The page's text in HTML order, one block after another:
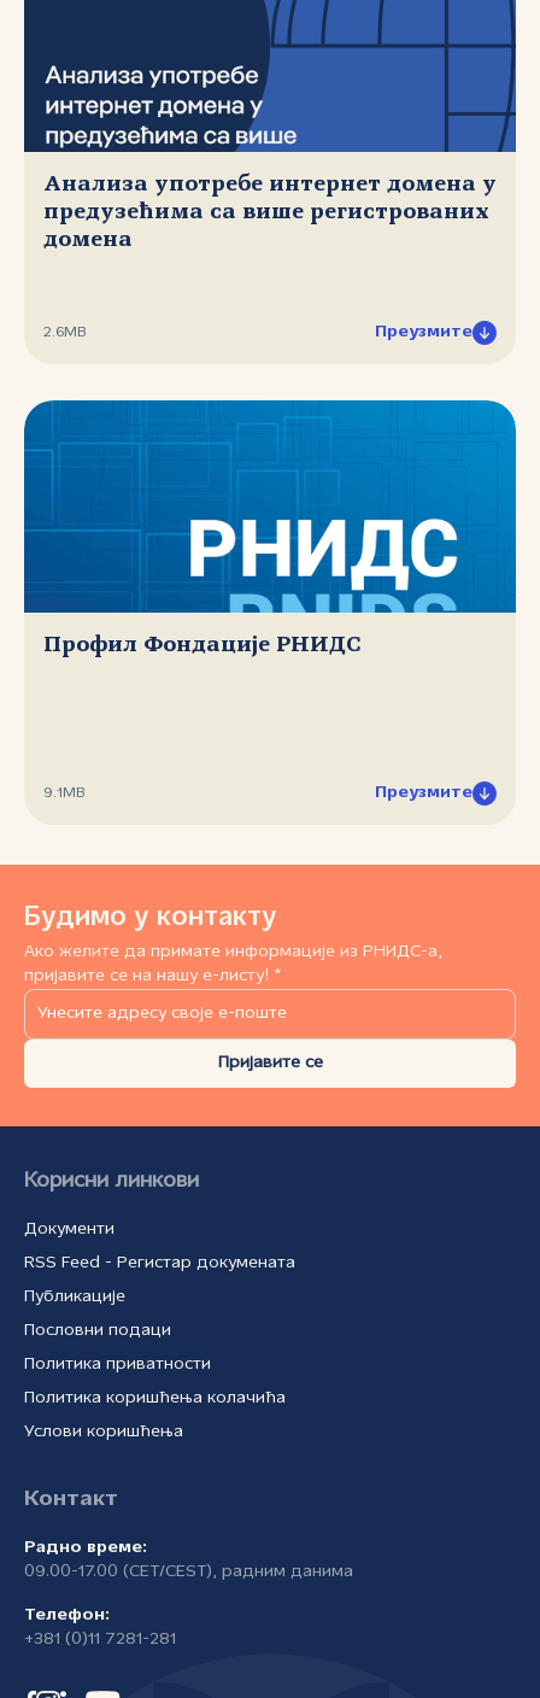
Анализа употребе интернет домена у
предузећима са више регистрованих
домена
2.6MB Преузмите
Профил Фондације РНИДС
9.1MB Преузмите
Будимо у контакту
Ако желите да примате информације из РНИДС-а,
пријавите се на нашу е-листу! *
Пријавите се
Корисни линкови
Документи
RSS Feed - Регистар докумената
Публикације
Пословни подаци
Политика приватности
Политика коришћења колачића
Услови коришћења
Контакт
Радно време:
09.00-17.00 (CET/CEST), радним данима
Телефон:
+381 (0)11 7281-281